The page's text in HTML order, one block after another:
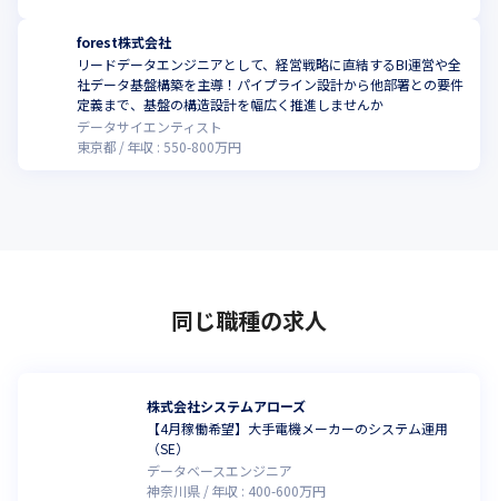
forest株式会社
リードデータエンジニアとして、経営戦略に直結するBI運営や全
社データ基盤構築を主導！パイプライン設計から他部署との要件
定義まで、基盤の構造設計を幅広く推進しませんか
データサイエンティスト
東京都
年収 :550-800万円
同じ職種の求人
株式会社システムアローズ
【4月稼働希望】大手電機メーカーのシステム運用
（SE）
データベースエンジニア
神奈川県
年収 : 400-600万円